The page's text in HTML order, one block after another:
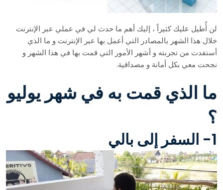
لن أُطيل عليك كثيراً ، إليك أهم ما حدث لي في عملي عبر الإنترنت
خلال هذا الشهر بالمصادر التي أعمل بها عبر الإنترنت و ما الذي
أستفدت من تجربته و أشهر الأمور التي قمت بها في هذا الشهر و
نجحت معي بكل أمانة و مصداقية.
ما الذي قمت به في شهر يوليو
؟
1- السفر إلى بالي